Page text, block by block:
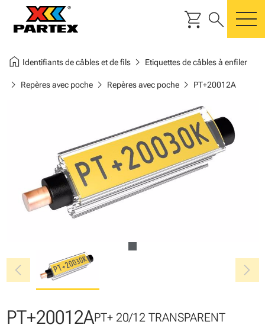
shopping_cart search
home Identifiants de câbles et de filschevron_right Etiquettes de câbles à enfiler
chevron_right Repères avec pochechevron_right Repères avec pochechevron_right PT+20012A
chevron_left chevron_right
PT+20012APT+ 20/12 TRANSPARENT